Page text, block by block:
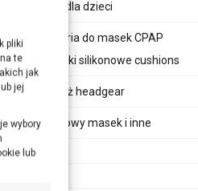
pliki
te
jak
jej
wybory
lub
Maska dla dzieci
Akcesoria do masek CPAP
Wkładki silikonowe cushions
Uprząż headgear
Obudowy masek i inne